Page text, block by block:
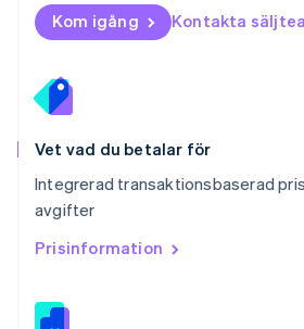
Kom igång Kontakta
Vet vad du betalar för
Integrerad transaktionsbaserad
avgifter
Prisinformation
Português English
Rumänien
Schweiz
Deutsch
English简体中文
English
Slovenien
English Italiano
Storbritannien